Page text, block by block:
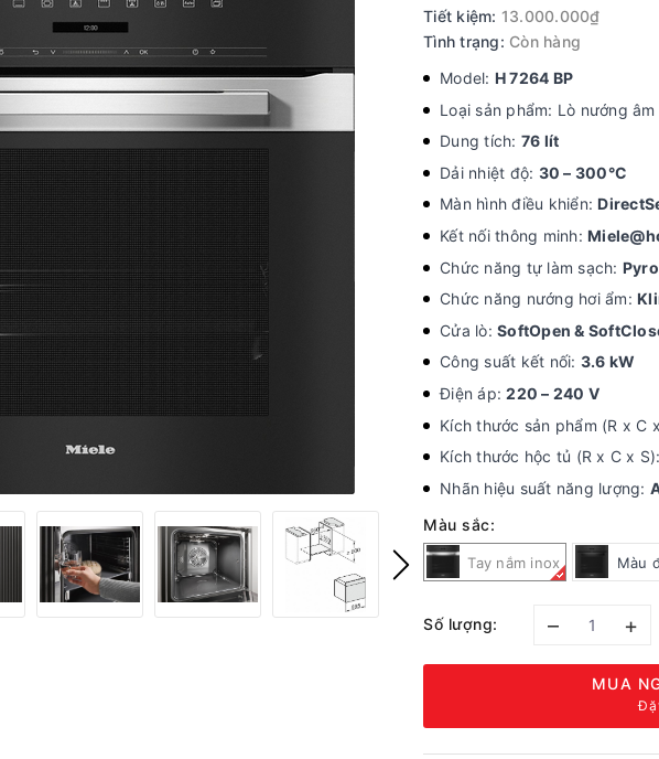
Tiết kiệm: 13.000.000₫
Tình trạng: Còn hàng
Model: H 7264 BP
Loại sản phẩm: Lò nướng âm
Dung tích: 76 lít
Dải nhiệt độ: 30 – 300°C
Màn hình điều khiển:
Kết nối thông minh:
Chức năng tự làm sạch:
Chức năng nướng hơi ẩm:
Cửa lò: SoftOpen &
Công suất kết nối: 3.6 kW
Điện áp:220 – 240 V
Kích thước sản phẩm (R x C
Kích thước hộc tủ (R x C x S):
Nhãn hiệu suất năng lượng:
Màu sắc:
Tay nắm inox Màu
Số lượng: – +
MUA